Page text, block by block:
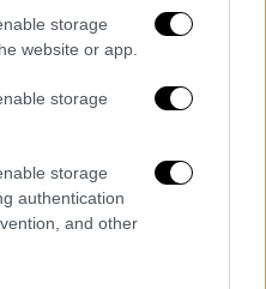
storage
website or app.
storage
storage
authentication
and other
περιπτώσεις τα
ανησυχία
Πώς
όργιο για να
προσωπικής
Πότε και